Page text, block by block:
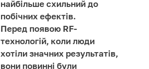
найбільше схильний до
побічних ефектів.
Перед появою RF-
технологій, коли люди
хотіли значних результатів,
вони повинні були